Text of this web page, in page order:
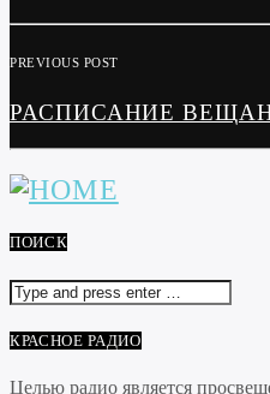
PREVIOUS POST
РАСПИСАНИЕ
ПОИСК
КРАСНОЕ РАДИО
Целью радио является